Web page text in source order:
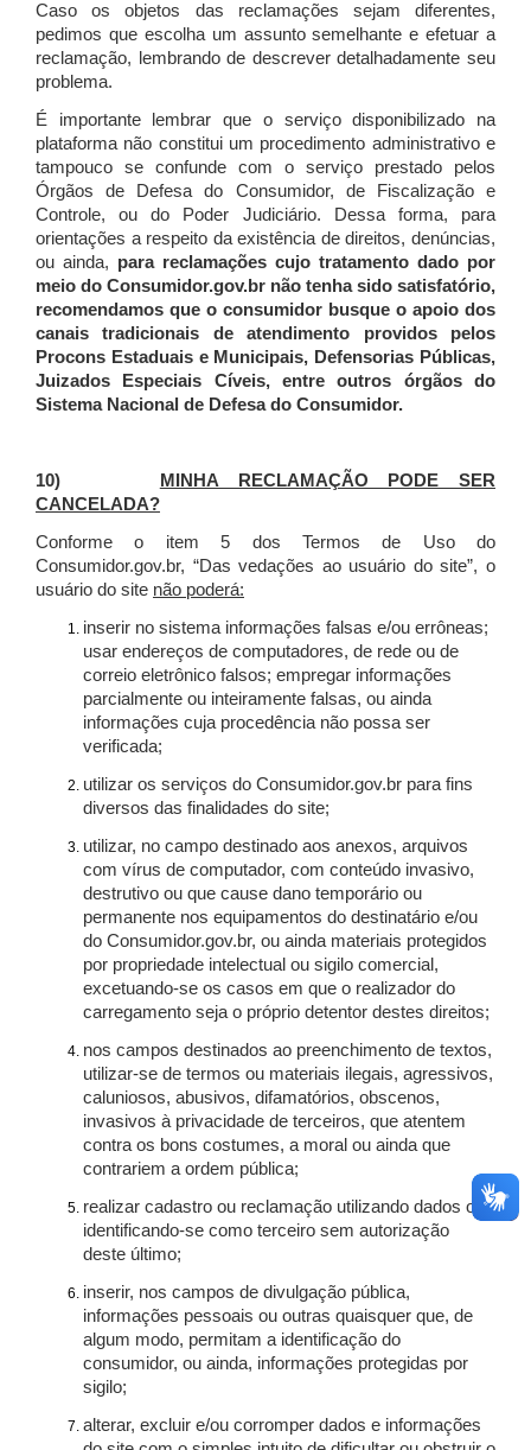
Caso os objetos das reclamações sejam diferentes,
pedimos que escolha um assunto semelhante e efetuar a
reclamação, lembrando de descrever detalhadamente seu
problema.
É importante lembrar que o serviço disponibilizado na
plataforma não constitui um procedimento administrativo e
tampouco se confunde com o serviço prestado pelos
Órgãos de Defesa do Consumidor, de Fiscalização e
Controle, ou do Poder Judiciário. Dessa forma, para
orientações a respeito da existência de direitos, denúncias,
ou ainda, para reclamações cujo tratamento dado por
meio do Consumidor.gov.br não tenha sido satisfatório,
recomendamos que o consumidor busque o apoio dos
canais tradicionais de atendimento providos pelos
Procons Estaduais e Municipais, Defensorias Públicas,
Juizados Especiais Cíveis, entre outros órgãos do
Sistema Nacional de Defesa do Consumidor.
10)
MINHA RECLAMAÇÃO PODE SER
CANCELADA?
Conforme o item 5 dos Termos de Uso do
Consumidor.gov.br, “Das vedações ao usuário do site”, o
usuário do site não poderá:
inserir no sistema informações falsas e/ou errôneas;
usar endereços de computadores, de rede ou de
correio eletrônico falsos; empregar informações
parcialmente ou inteiramente falsas, ou ainda
informações cuja procedência não possa ser
verificada;
utilizar os serviços do Consumidor.gov.br para fins
diversos das finalidades do site;
utilizar, no campo destinado aos anexos, arquivos
com vírus de computador, com conteúdo invasivo,
destrutivo ou que cause dano temporário ou
permanente nos equipamentos do destinatário e/ou
do Consumidor.gov.br, ou ainda materiais protegidos
por propriedade intelectual ou sigilo comercial,
excetuando-se os casos em que o realizador do
carregamento seja o próprio detentor destes direitos;
nos campos destinados ao preenchimento de textos,
utilizar-se de termos ou materiais ilegais, agressivos,
caluniosos, abusivos, difamatórios, obscenos,
invasivos à privacidade de terceiros, que atentem
contra os bons costumes, a moral ou ainda que
contrariem a ordem pública;
realizar cadastro ou reclamação utilizando dados ou
identificando-se como terceiro sem autorização
deste último;
inserir, nos campos de divulgação pública,
informações pessoais ou outras quaisquer que, de
algum modo, permitam a identificação do
consumidor, ou ainda, informações protegidas por
sigilo;
alterar, excluir e/ou corromper dados e informações